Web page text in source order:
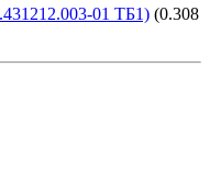
01 ТБ1) (0.308